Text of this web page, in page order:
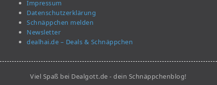
Impressum
Datenschutzerklärung
Schnäppchen melden
Newsletter
dealhai.de – Deals & Schnäppchen
Viel Spaß bei Dealgott.de - dein Schnäppchenblog!